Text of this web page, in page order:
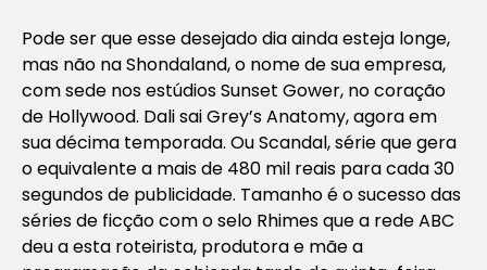
Pode ser que esse desejado dia ainda esteja longe,
mas não na Shondaland, o nome de sua empresa,
com sede nos estúdios Sunset Gower, no coração
de Hollywood. Dali saiGrey’s Anatomy, agora em
sua décima temporada. OuScandal, série que gera
o equivalente a mais de 480 mil reais para cada 30
segundos de publicidade. Tamanho é o sucesso das
séries de ficção com o selo Rhimes que a rede ABC
deu a esta roteirista, produtora e mãe a